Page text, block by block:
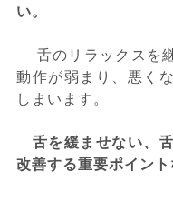
い。
舌のリラックスを
動作が弱まり、悪く
しまいます。
舌を緩ませない、
改善する重要ポイント